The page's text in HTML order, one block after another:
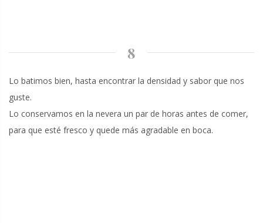
8
Lo batimos bien, hasta encontrar la densidad y sabor que nos
guste.
Lo conservamos en la nevera un par de horas antes de comer,
para que esté fresco y quede más agradable en boca.